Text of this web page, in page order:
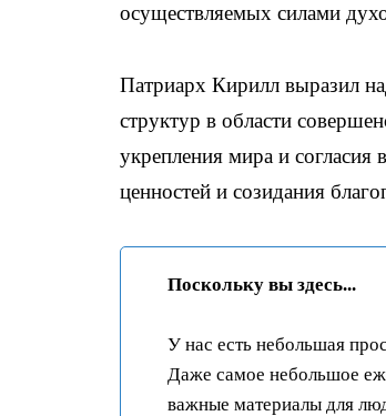
осуществляемых силами
Патриарх Кирилл выразил
структур в области
укрепления мира и
ценностей и созидания
Поскольку вы здесь...
У нас есть небольшая
Даже самое небольшое
важные материалы для